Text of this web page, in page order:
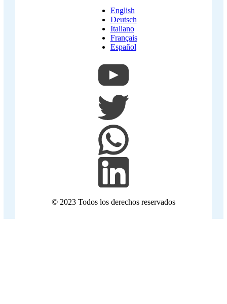
English
Deutsch
Italiano
Français
Español
© 2023 Todos los derechos reservados